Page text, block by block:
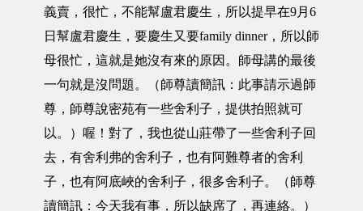
義賣，很忙，不能幫盧君慶生，所以提早在9月6
日幫盧君慶生，要慶生又要family dinner，所以師
母很忙，這就是她沒有來的原因。師母講的最後
一句就是沒問題。（師尊讀簡訊：此事請示過師
尊，師尊說密苑有一些舍利子，提供拍照就可
以。）喔！對了，我也從山莊帶了一些舍利子回
去，有舍利弗的舍利子，也有阿難尊者的舍利
子，也有阿底峽的舍利子，很多舍利子。（師尊
讀簡訊：今天我有事，所以缺席了，再連絡。）